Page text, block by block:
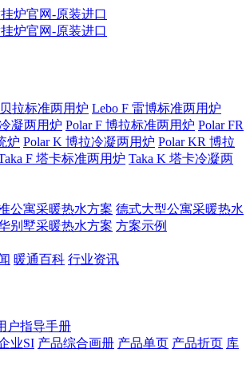
拉标准两用炉 Lebo F 雷博标准两用炉
凝两用炉 Polar F 博拉标准两用炉 Polar FR
炉 Polar K 博拉冷凝两用炉 Polar KR 博拉
F 塔卡标准两用炉 Taka K 塔卡冷凝两
公寓采暖热水方案 德式大型公寓采暖热水
别墅采暖热水方案 方案示例
暖通百科 行业资讯
户指导手册
业SI 产品综合画册 产品单页 产品折页 库